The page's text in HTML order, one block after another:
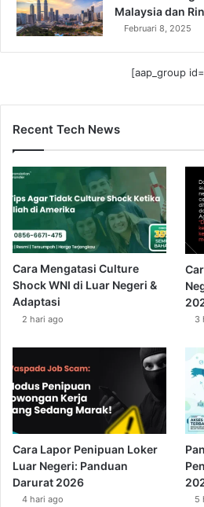
Malaysia dan
Februari 8, 2025
[aap_group
Recent Tech News
Cara Mengatasi Culture
Shock WNI di Luar Negeri &
Adaptasi
2 hari ago 3
Cara Lapor Penipuan Loker
Luar Negeri: Panduan
Darurat 2026
4 hari ago 5